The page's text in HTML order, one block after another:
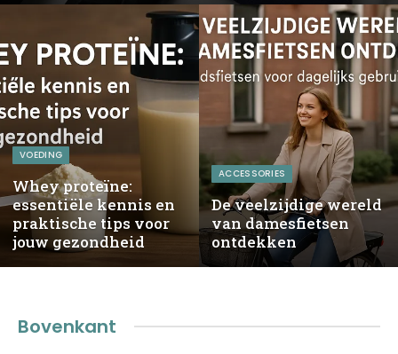
VOEDING
Whey proteïne:
essentiële kennis en
praktische tips voor
jouw gezondheid
ACCESSORIES
De veelzijdige wereld
van damesfietsen
ontdekken
Bovenkant